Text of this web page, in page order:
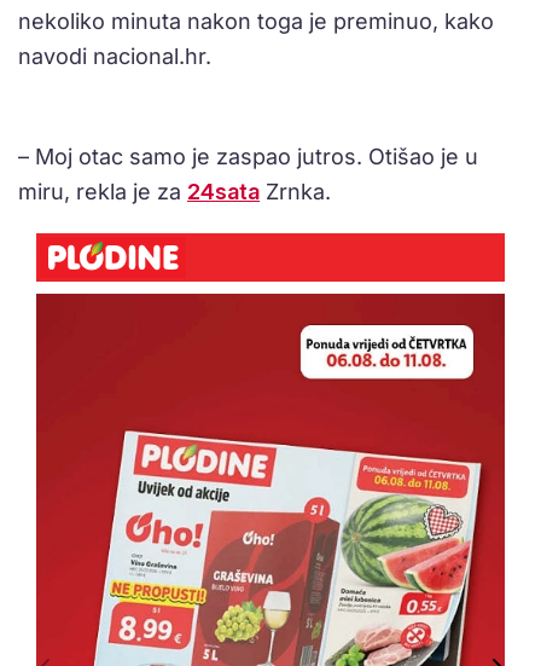
nekoliko minuta nakon toga je preminuo, kako
navodi nacional.hr.
– Moj otac samo je zaspao jutros. Otišao je u
miru, rekla je za 24sata Zrnka.